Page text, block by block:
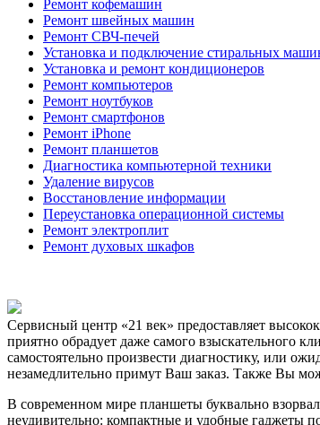
Ремонт кофемашин
Ремонт швейных машин
Ремонт СВЧ-печей
Установка и подключение стиральных
Установка и ремонт кондиционеров
Ремонт компьютеров
Ремонт ноутбуков
Ремонт смартфонов
Ремонт iPhone
Ремонт планшетов
Диагностика компьютерной техники
Удаление вирусов
Восстановление информации
Переустановка операционной системы
Ремонт электроплит
Ремонт духовых шкафов
Сервисный центр «21 век» предоставляет
приятно обрадует даже самого взыскательного
самостоятельно произвести диагностику, или
незамедлительно примут Ваш заказ. Также Вы
В современном мире планшеты буквально
неудивительно: компактные и удобные гаджеты